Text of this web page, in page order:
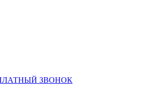
ЗВОНОК